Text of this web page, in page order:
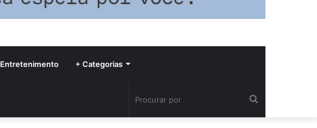
Entretenimento + Categorias